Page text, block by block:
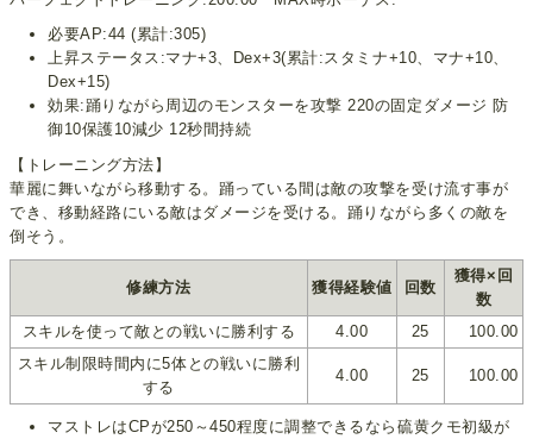
必要AP:44 (累計:305)
上昇ステータス:マナ+3、Dex+3(累計:スタミナ+10、マナ+10、
Dex+15)
効果:踊りながら周辺のモンスターを攻撃 220の固定ダメージ 防
御10保護10減少 12秒間持続
【トレーニング方法】
華麗に舞いながら移動する。踊っている間は敵の攻撃を受け流す事が
でき、移動経路にいる敵はダメージを受ける。踊りながら多くの敵を
倒そう。
修練方法 獲得経験値 回数
獲得×回
数
スキルを使って敵との戦いに勝利する
4.00 25
100.00
スキル制限時間内に5体との戦いに勝利
する
4.00 25 100.00
マストレはCPが250～450程度に調整できるなら硫黄クモ初級が